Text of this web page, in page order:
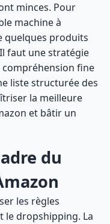
minces. Pour
machine à
quelques produits
faut une stratégie
compréhension fine
liste structurée des
la meilleure
et bâtir un
du
les règles
le dropshipping. La